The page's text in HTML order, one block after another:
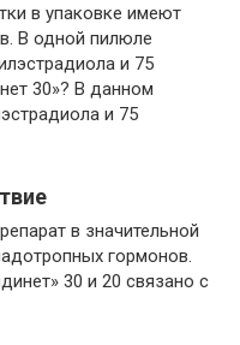
в упаковке имеют
В одной пилюле
и 75
30»? В данном
и 75
в значительной
гормонов.
30 и 20 связано с